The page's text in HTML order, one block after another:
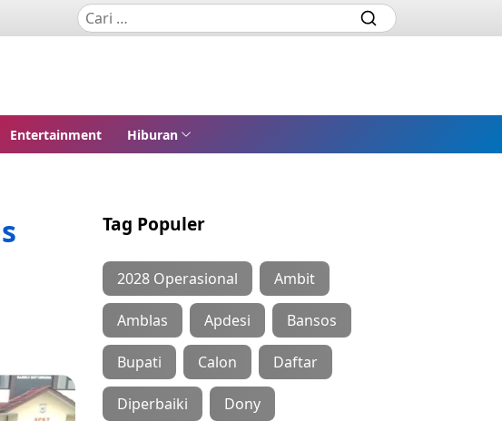
Entertainment Hiburan
Tag Populer
2028 Operasional Ambit
Amblas Apdesi Bansos
Bupati Calon Daftar
Diperbaiki Dony